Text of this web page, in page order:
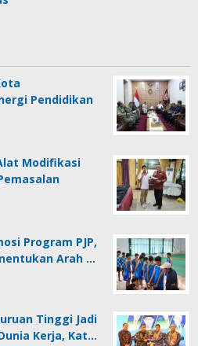
Pendidikan
Modifikasi
Program PJP,
Arah …
Tinggi Jadi
Kerja, Kat…